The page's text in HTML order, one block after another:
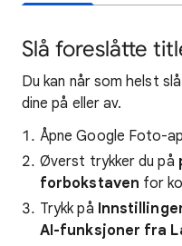
Slå foreslåtte
Du kan når som helst
dine på eller av.
Åpne Google Foto-
Øverst trykker du på
forbokstaven for
Trykk på
AI-funksjoner fra